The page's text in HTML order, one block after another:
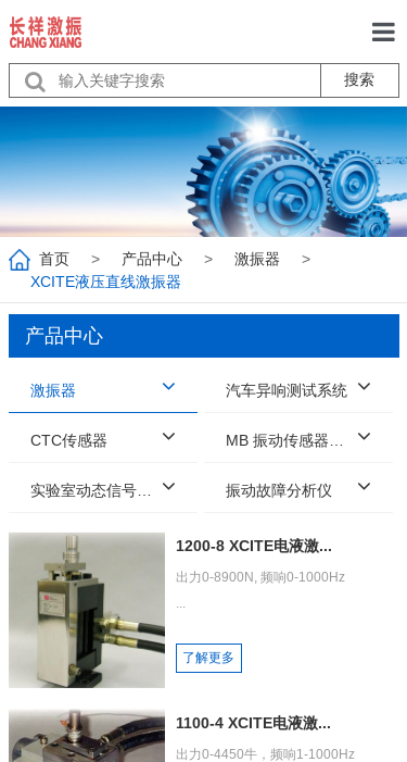
关于
产
服务
搜索
首页 > 产品中心 > 激振器
>
XCITE液压直线激振器
产品中心
激振器 汽车异响测试系统
CTC传感器
实验室动态信号采集分析系统 振动故障分析仪
1200-8 XCITE电液激...
出力0-8900N, 频响0-1000Hz
...
了解更多
1100-4 XCITE电液激...
出力0-4450牛，频响1-1000Hz